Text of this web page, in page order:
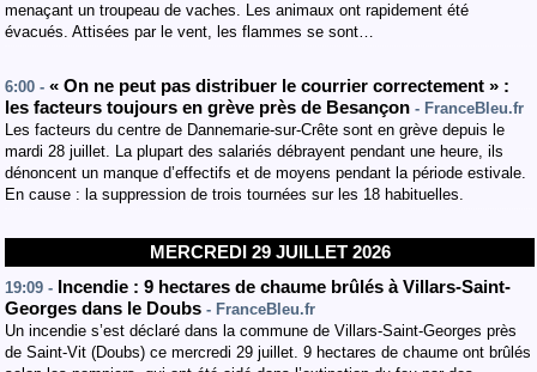
menaçant un troupeau de vaches. Les animaux ont rapidement été
évacués. Attisées par le vent, les flammes se sont…
6:00 - « On ne peut pas distribuer le courrier correctement » :
les facteurs toujours en grève près de Besançon - FranceBleu.fr
Les facteurs du centre de Dannemarie-sur-Crête sont en grève depuis le
mardi 28 juillet. La plupart des salariés débrayent pendant une heure, ils
dénoncent un manque d’effectifs et de moyens pendant la période estivale.
En cause : la suppression de trois tournées sur les 18 habituelles.
MERCREDI 29 JUILLET 2026
19:09 - Incendie : 9 hectares de chaume brûlés à Villars-Saint-
Georges dans le Doubs - FranceBleu.fr
Un incendie s’est déclaré dans la commune de Villars-Saint-Georges près
de Saint-Vit (Doubs) ce mercredi 29 juillet. 9 hectares de chaume ont brûlés